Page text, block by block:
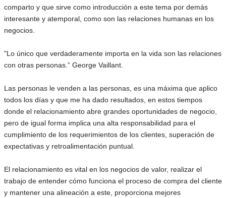
comparto y que sirve como introducción a este tema por demás
interesante y atemporal, como son las relaciones humanas en los
negocios.
"Lo único que verdaderamente importa en la vida son las relaciones
con otras personas.” George Vaillant.
Las personas le venden a las personas, es una máxima que aplico
todos los días y que me ha dado resultados, en estos tiempos
donde el relacionamiento abre grandes oportunidades de negocio,
pero de igual forma implica una alta responsabilidad para el
cumplimiento de los requerimientos de los clientes, superación de
expectativas y retroalimentación puntual.
El relacionamiento es vital en los negocios de valor, realizar el
trabajo de entender cómo funciona el proceso de compra del cliente
y mantener una alineación a este, proporciona mejores